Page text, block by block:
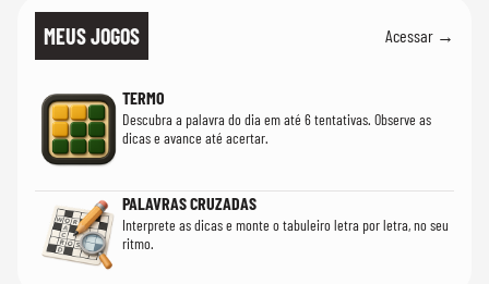
MEUS JOGOS Acessar →
TERMO
Descubra a palavra do dia em até 6 tentativas. Observe as
dicas e avance até acertar.
PALAVRAS CRUZADAS
Interprete as dicas e monte o tabuleiro letra por letra, no seu
ritmo.